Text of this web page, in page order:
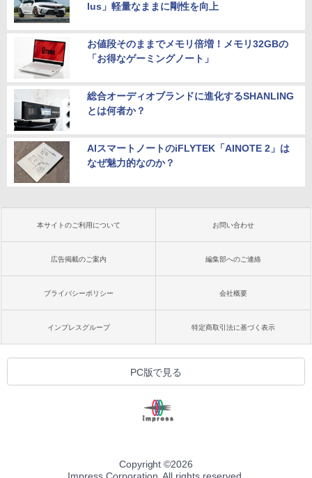
lus」軽量なままに剛性を向上
お値段そのままでメモリ倍増！メモリ32GBの
「お得なゲーミングノート」
総合オーディオブランドに進化するSHANLING
とは何者か？
AIスマートノートのiFLYTEK「AINOTE 2」は
なぜ魅力的なのか？
本サイトのご利用について お問い合わせ
広告掲載のご案内 編集部へのご連絡
プライバシーポリシー 会社概要
インプレスグループ 特定商取引法に基づく表示
PC版で見る
Copyright ©2026